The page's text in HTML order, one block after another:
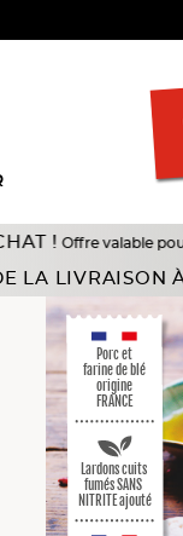
pour une
LA LIVRAISON
Porc et
farine de blé
origine
FRANCE
Lardons cuits
fumés SANS
NITRITE ajouté